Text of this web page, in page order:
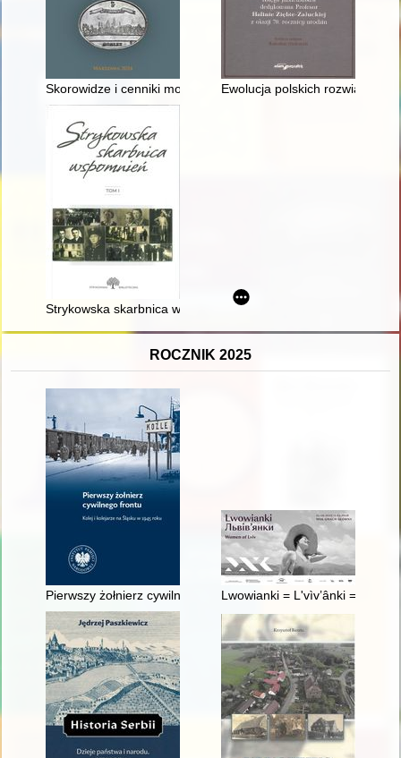
Skorowidze i cenniki monet i medali polskich w okresie
Ewolucja polskich rozwiązań
Strykowska skarbnica wspomnień
ROCZNIK 2025
Pierwszy żołnierz cywilnego frontu : kolej i kolejarze na Śląsku
Lwowianki = L'vìv’ânki =